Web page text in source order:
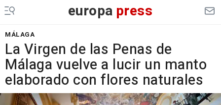
europa press
MÁLAGA
La Virgen de las Penas de
Málaga vuelve a lucir un manto
elaborado con flores naturales